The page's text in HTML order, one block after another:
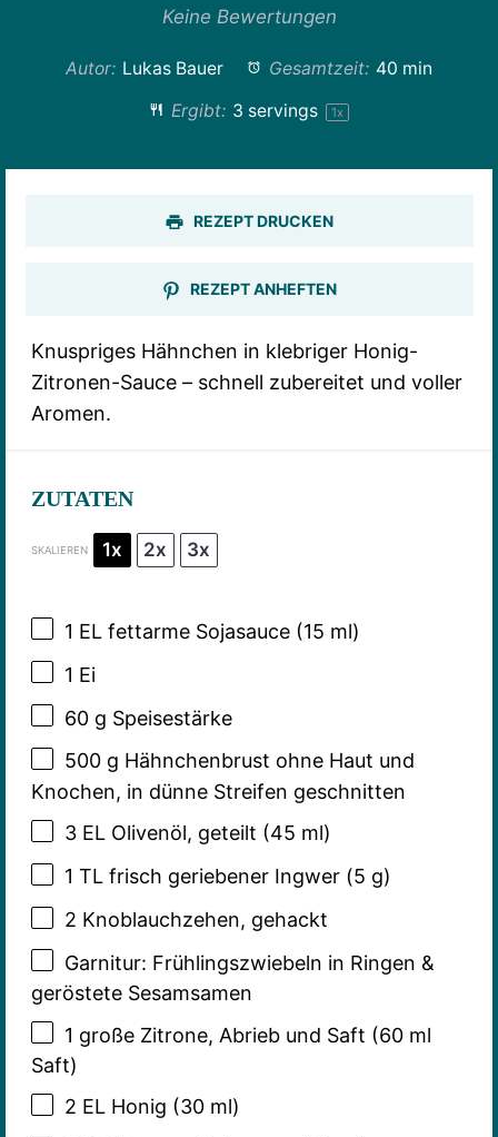
Keine Bewertungen
Autor: Lukas Bauer Gesamtzeit: 40 min
Ergibt: 3 servings 1x
REZEPT DRUCKEN
REZEPT ANHEFTEN
Knuspriges Hähnchen in klebriger Honig-
Zitronen-Sauce – schnell zubereitet und voller
Aromen.
ZUTATEN
SKALIEREN 1x 2x 3x
1 EL fettarme Sojasauce (15 ml)
1 Ei
60 g Speisestärke
500 g Hähnchenbrust ohne Haut und
Knochen, in dünne Streifen geschnitten
3EL Olivenöl, geteilt (45 ml)
1 TL frisch geriebener Ingwer (5 g)
2 Knoblauchzehen, gehackt
Garnitur: Frühlingszwiebeln in Ringen &
geröstete Sesamsamen
1 große Zitrone, Abrieb und Saft (60ml
Saft)
2 EL Honig (30ml)